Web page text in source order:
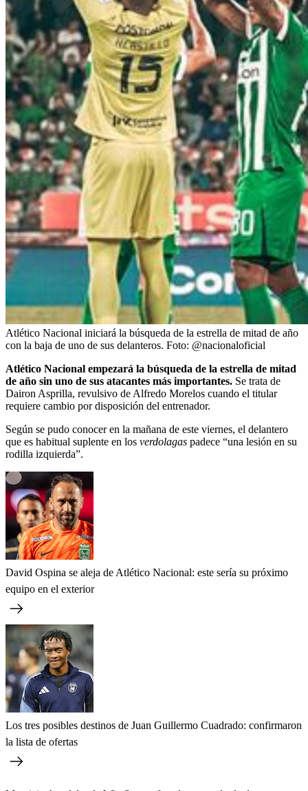
Atlético Nacional iniciará la búsqueda de la estrella de mitad de año
con la baja de uno de sus delanteros. Foto: @nacionaloficial
Atlético Nacional empezará la búsqueda de la estrella de mitad
de año sin uno de sus atacantes más importantes. Se trata de
Dairon Asprilla, revulsivo de Alfredo Morelos cuando el titular
requiere cambio por disposición del entrenador.
Según se pudo conocer en la mañana de este viernes, el delantero
que es habitual suplente en los verdolagas padece “una lesión en su
rodilla izquierda”.
David Ospina se aleja de Atlético Nacional: este sería su próximo
equipo en el exterior
Los tres posibles destinos de Juan Guillermo Cuadrado: confirmaron
la lista de ofertas